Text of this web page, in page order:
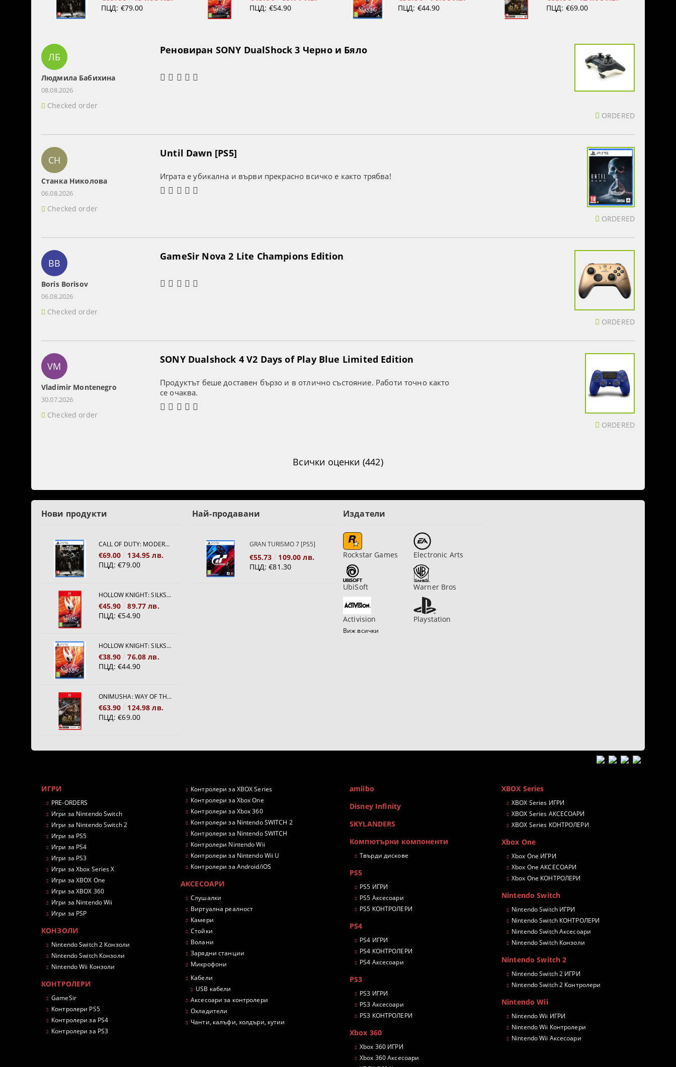
ПЦД: €79.00 ПЦД: €54.90 ПЦД: €44.90 ПЦД: €69.00
ЛБ
Людмила Бабихина
08.08.2026
Checked order
Реновиран SONY DualShock 3 Черно и Бяло
ORDERED
СН
Станка Николова
06.08.2026
Checked order
Until Dawn [PS5]
Играта е убикална и върви прекрасно всичко е както трябва!
ORDERED
BB
Boris Borisov
06.08.2026
Checked order
GameSir Nova 2 Lite Champions Edition
ORDERED
VM
Vladimir Montenegro
30.07.2026
Checked order
SONY Dualshock 4 V2 Days of Play Blue Limited Edition
Продуктът беше доставен бързо и в отлично състояние. Работи точно както
се очаква.
ORDERED
Всички оценки (442)
Нови продукти
CALL OF DUTY: MODERN WARFARE 4[PS5]
€69.00
134.95 лв.
ПЦД: €79.00
HOLLOW KNIGHT: SILKSONG [NINTENDO SWITCH 2]
€45.90
89.77 лв.
ПЦД: €54.90
HOLLOW KNIGHT: SILKSONG [PS5]
€38.90
76.08 лв.
ПЦД: €44.90
ONIMUSHA: WAY OF THE SWORD [NINTENDO SWITCH 2]
€63.90
124.98 лв.
ПЦД: €69.00
Най-продавани
GRAN TURISMO 7 [PS5]
€55.73
109.00 лв.
ПЦД: €81.30
Издатели
Rockstar Games Electronic Arts
UbiSoft Warner Bros
Activision Playstation
Виж всички
ИГРИ
PRE-ORDERS
Игри за Nintendo Switch
Игри за Nintendo Switch 2
Игри за PS5
Игри за PS4
Игри за PS3
Игри за Xbox Series X
Игри за XBOX One
Игри за XBOX 360
Игри за Nintendo Wii
Игри за PSP
КОНЗОЛИ
Nintendo Switch 2 Конзоли
Nintendo Switch Конзоли
Nintendo Wii Конзоли
КОНТРОЛЕРИ
GameSir
Контролери PS5
Контролери за PS4
Контролери за PS3
Контролери за XBOX Series
Контролери за Xbox One
Контролери за Xbox 360
Контролери за Nintendo SWITCH 2
Контролери за Nintendo SWITCH
Контролери Nintendo Wii
Контролери за Nintendo Wii U
Контролери за Android/iOS
АКСЕСОАРИ
Слушалки
Виртуална реалност
Камери
Стойки
Волани
Зарядни станции
Микрофони
Кабели
USB кабели
Аксесоари за контролери
Охладители
Чанти, калъфи, холдъри, кутии
amiibo
Disney Infinity
SKYLANDERS
Компютърни компоненти
Твърди дискове
PS5
PS5 ИГРИ
PS5 Аксесоари
PS5 КОНТРОЛЕРИ
PS4
PS4 ИГРИ
PS4 КОНТРОЛЕРИ
PS4 Аксесоари
PS3
PS3 ИГРИ
PS3 Аксесоари
PS3 КОНТРОЛЕРИ
Xbox 360
Xbox 360 ИГРИ
Xbox 360 Аксесоари
XBOX Series
XBOX Series ИГРИ
XBOX Series АКСЕСОАРИ
XBOX Series КОНТРОЛЕРИ
Xbox One
Xbox One ИГРИ
Xbox One АКСЕСОАРИ
Xbox One КОНТРОЛЕРИ
Nintendo Switch
Nintendo Switch ИГРИ
Nintendo Switch КОНТРОЛЕРИ
Nintendo Switch Аксесоари
Nintendo Switch Конзоли
Nintendo Switch 2
Nintendo Switch 2 ИГРИ
Nintendo Switch 2 Контролери
Nintendo Wii
Nintendo Wii ИГРИ
Nintendo Wii Контролери
Nintendo Wii Аксесоари